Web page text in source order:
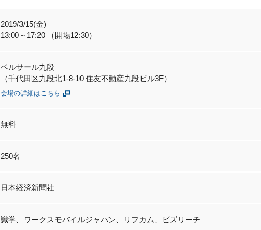
2019/3/15(金)
13:00～17:20 （開場12:30）
ベルサール九段
（千代田区九段北1-8-10 住友不動産九段ビル3F）
会場の詳細はこちら
無料
250名
日本経済新聞社
識学、ワークスモバイルジャパン、リフカム、ビズリーチ